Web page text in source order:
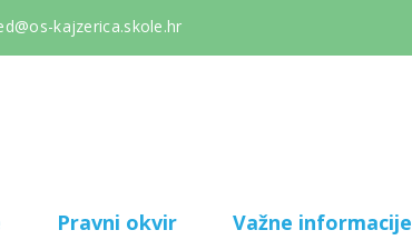
kajzerica.skole.hr
Pravni okvir Važne informacije